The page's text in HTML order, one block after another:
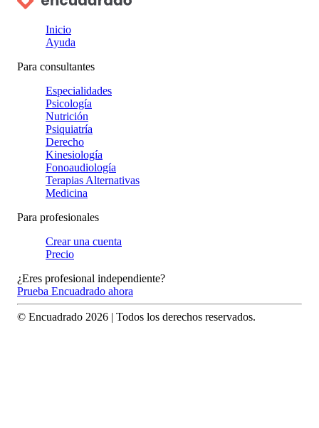
Inicio
Ayuda
Para consultantes
Especialidades
Psicología
Nutrición
Psiquiatría
Derecho
Kinesiología
Fonoaudiología
Terapias Alternativas
Medicina
Para profesionales
Crear una cuenta
Precio
¿Eres profesional independiente?
Prueba Encuadrado ahora
© Encuadrado 2026 | Todos los derechos reservados.